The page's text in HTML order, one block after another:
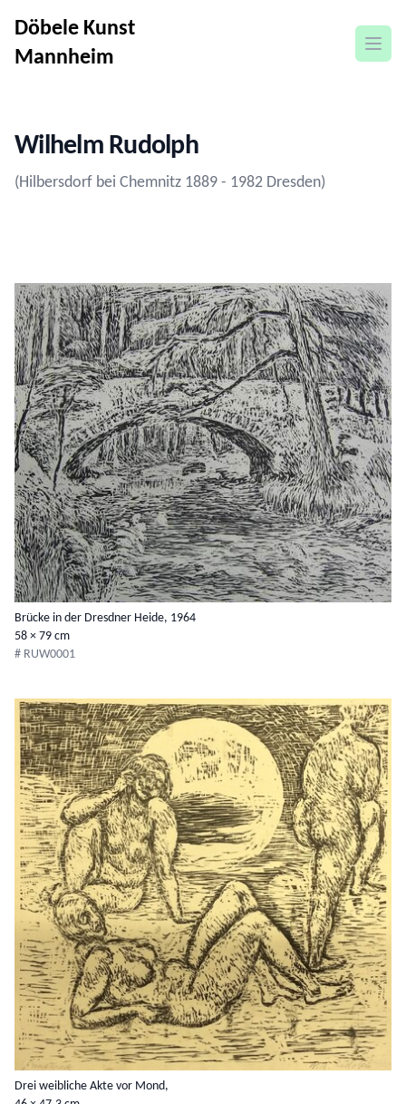
Döbele Kunst
Mannheim
open
Wilhelm Rudolph
(Hilbersdorf bei Chemnitz 1889 - 1982 Dresden)
Brücke in der Dresdner Heide, 1964
58 × 79 cm
# RUW0001
Drei weibliche Akte vor Mond,